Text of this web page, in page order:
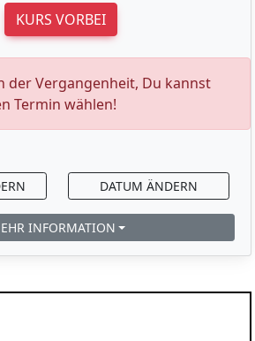
KURS VORBEI
der Vergangenheit, Du kannst
Termin wählen!
DATUM ÄNDERN
INFORMATION